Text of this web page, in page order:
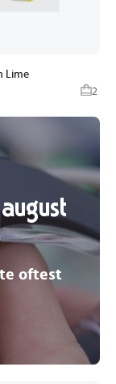
Lime
2
oftest